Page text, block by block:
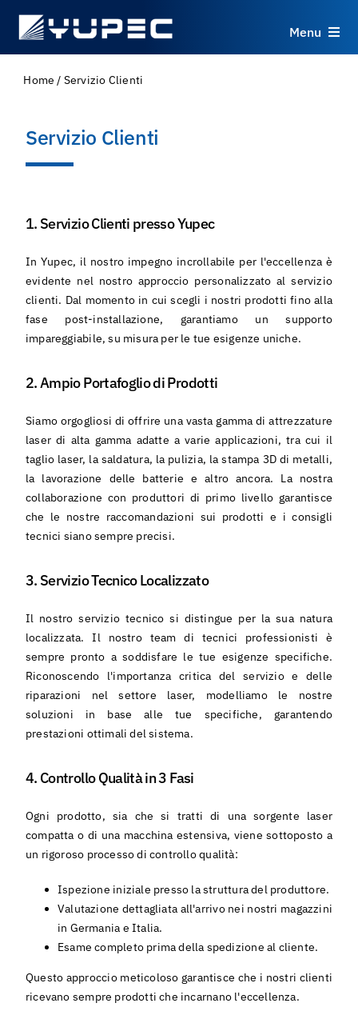
Menu
Risorse
Chi Siamo
Contatti
Home / Servizio Clienti
Servizio Clienti
1. Servizio Clienti presso Yupec
In Yupec, il nostro impegno incrollabile per l'eccellenza è
evidente nel nostro approccio personalizzato al servizio
clienti. Dal momento in cui scegli i nostri prodotti fino alla
fase post-installazione, garantiamo un supporto
impareggiabile, su misura per le tue esigenze uniche.
2. Ampio Portafoglio di Prodotti
Siamo orgogliosi di offrire una vasta gamma di attrezzature
laser di alta gamma adatte a varie applicazioni, tra cui il
taglio laser, la saldatura, la pulizia, la stampa 3D di metalli,
la lavorazione delle batterie e altro ancora. La nostra
collaborazione con produttori di primo livello garantisce
che le nostre raccomandazioni sui prodotti e i consigli
tecnici siano sempre precisi.
3. Servizio Tecnico Localizzato
Il nostro servizio tecnico si distingue per la sua natura
localizzata. Il nostro team di tecnici professionisti è
sempre pronto a soddisfare le tue esigenze specifiche.
Riconoscendo l'importanza critica del servizio e delle
riparazioni nel settore laser, modelliamo le nostre
soluzioni in base alle tue specifiche, garantendo
prestazioni ottimali del sistema.
4. Controllo Qualità in 3 Fasi
Ogni prodotto, sia che si tratti di una sorgente laser
compatta o di una macchina estensiva, viene sottoposto a
un rigoroso processo di controllo qualità:
Ispezione iniziale presso la struttura del produttore.
Valutazione dettagliata all'arrivo nei nostri magazzini
in Germania e Italia.
Esame completo prima della spedizione al cliente.
Questo approccio meticoloso garantisce che i nostri clienti
ricevano sempre prodotti che incarnano l'eccellenza.